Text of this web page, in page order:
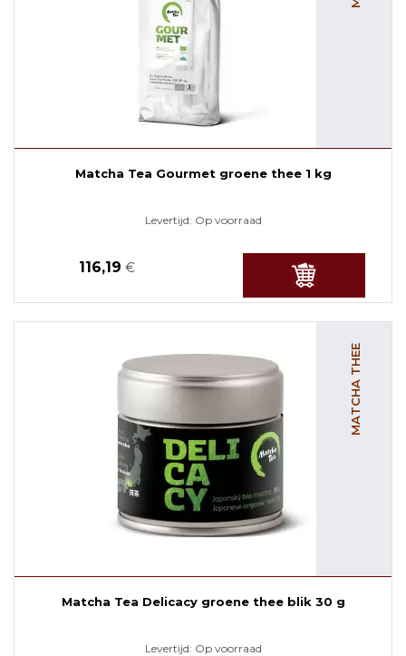
Matcha Tea Gourmet groene thee 1 kg
Levertijd: Op voorraad
116,19 €
MATCHA THEE
Matcha Tea Delicacy groene thee blik 30 g
Levertijd: Op voorraad